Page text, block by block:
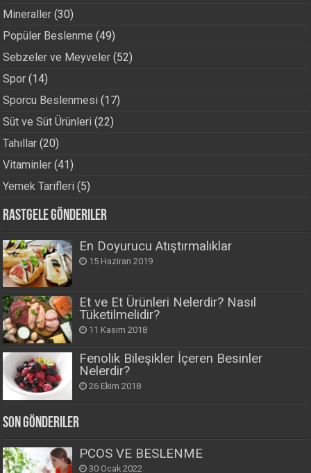
Mineraller (30)
Popüler Beslenme (49)
Sebzeler ve Meyveler (52)
Spor (14)
Sporcu Beslenmesi (17)
Süt ve Süt Ürünleri (22)
Tahıllar (20)
Vitaminler (41)
Yemek Tarifleri (5)
Rastgele Gönderiler
En Doyurucu Atıştırmalıklar
15 Haziran 2019
Et ve Et Ürünleri Nelerdir? Nasıl
Tüketilmelidir?
11 Kasım 2018
Fenolik Bileşikler İçeren Besinler
Nelerdir?
26 Ekim 2018
Son Gönderiler
PCOS VE BESLENME
30 Ocak 2022